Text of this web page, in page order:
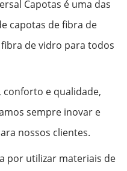
Capotas é uma das
capotas de fibra de
de vidro para todos
conforto e qualidade,
sempre inovar e
nossos clientes.
por utilizar materiais de